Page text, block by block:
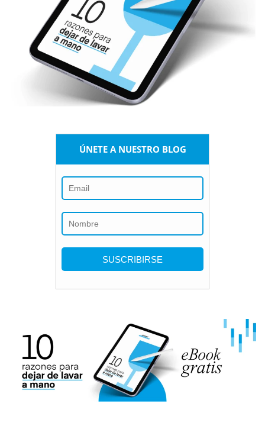
ÚNETE A NUESTRO BLOG